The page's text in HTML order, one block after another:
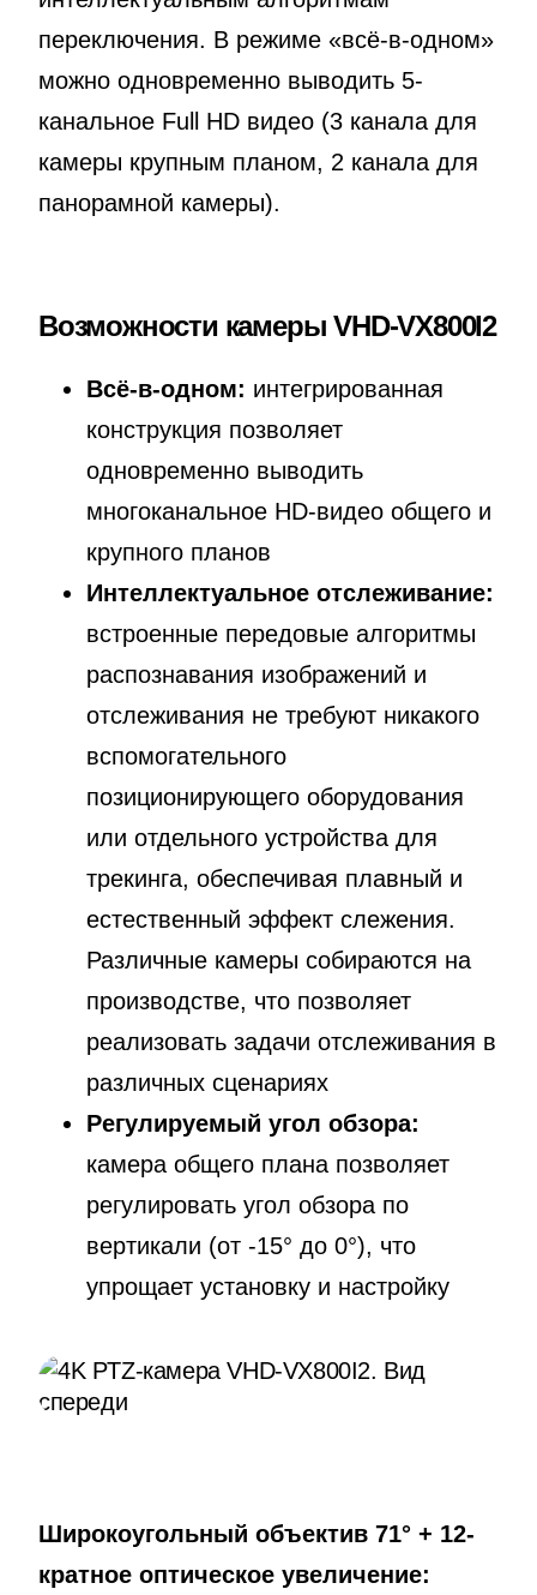
переключения. В режиме «всё-в-одном»
можно одновременно выводить 5-
канальное Full HD видео (3 канала для
камеры крупным планом, 2 канала для
панорамной камеры).
Возможности камеры VHD-VX800I2
Всё-в-одном: интегрированная
конструкция позволяет
одновременно выводить
многоканальное HD-видео общего и
крупного планов
Интеллектуальное отслеживание:
встроенные передовые алгоритмы
распознавания изображений и
отслеживания не требуют никакого
вспомогательного
позиционирующего оборудования
или отдельного устройства для
трекинга, обеспечивая плавный и
естественный эффект слежения.
Различные камеры собираются на
производстве, что позволяет
реализовать задачи отслеживания в
различных сценариях
Регулируемый угол обзора:
камера общего плана позволяет
регулировать угол обзора по
вертикали (от -15° до 0°), что
упрощает установку и настройку
Широкоугольный объектив 71° + 12-
кратное оптическое увеличение: